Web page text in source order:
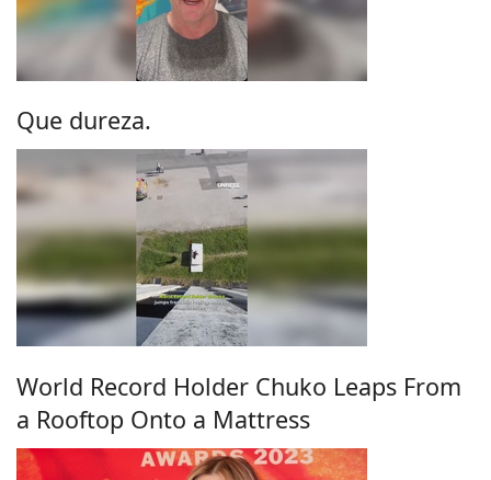
Que dureza.
World Record Holder Chuko Leaps From
a Rooftop Onto a Mattress